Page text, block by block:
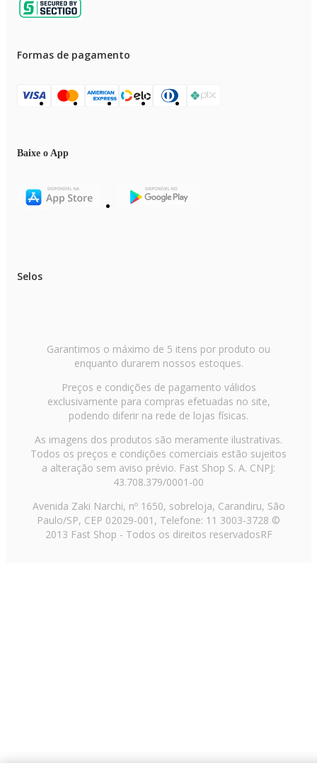
Formas de pagamento
Baixe o App
Selos
Garantimos o máximo de 5 itens por produto ou
enquanto durarem nossos estoques.
Preços e condições de pagamento válidos
exclusivamente para compras efetuadas no site,
podendo diferir na rede de lojas físicas.
As imagens dos produtos são meramente ilustrativas.
Todos os preços e condições comerciais estão sujeitos
a alteração sem aviso prévio. Fast Shop S. A. CNPJ:
43.708.379/0001-00
Avenida Zaki Narchi, nº 1650, sobreloja, Carandiru, São
Paulo/SP, CEP 02029-001, Telefone: 11 3003-3728 ©
2013 Fast Shop - Todos os direitos reservadosRF